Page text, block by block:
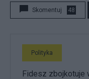
Skomentuj 48
Polityka
Fidesz zbojkotuje